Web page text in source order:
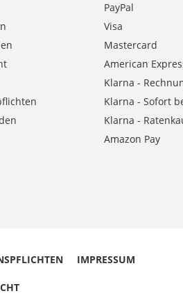
PayPal
Visa
Mastercard
American
Klarna -
Klarna - Sofort
Klarna -
Amazon Pay
IMPRESSUM